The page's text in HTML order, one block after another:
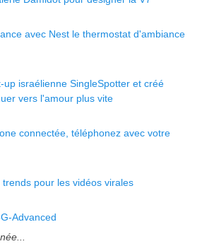
avec Nest le thermostat d'ambiance
up israélienne SingleSpotter et créé
vers l'amour plus vite
connectée, téléphonez avec votre
pour les vidéos virales
Advanced